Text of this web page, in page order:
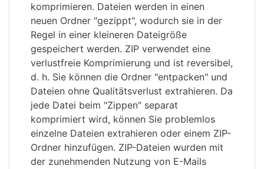
komprimieren. Dateien werden in einen
neuen Ordner "gezippt", wodurch sie in der
Regel in einer kleineren Dateigröße
gespeichert werden. ZIP verwendet eine
verlustfreie Komprimierung und ist reversibel,
d. h. Sie können die Ordner "entpacken" und
Dateien ohne Qualitätsverlust extrahieren. Da
jede Datei beim "Zippen" separat
komprimiert wird, können Sie problemlos
einzelne Dateien extrahieren oder einem ZIP-
Ordner hinzufügen. ZIP-Dateien wurden mit
der zunehmenden Nutzung von E-Mails